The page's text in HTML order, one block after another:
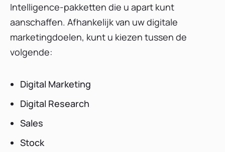
Intelligence-pakketten die u apart kunt
aanschaffen. Afhankelijk van uw digitale
marketingdoelen, kunt u kiezen tussen de
volgende:
Digital Marketing
Digital Research
Sales
Stock